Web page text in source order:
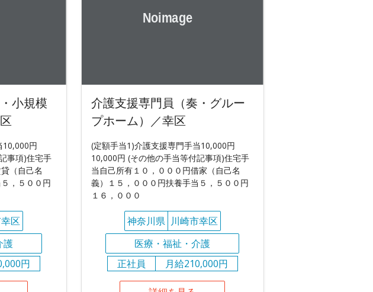
小規模
10,000円
事項)住宅手
（自己名
，５００円
区
護
円
介護支援専門員（奏・グルー
プホーム）／幸区
(定額手当1)介護支援専門手当10,000円
10,000円 (その他の手当等付記事項)住宅手
当自己所有１０，０００円借家（自己名
義）１５，０００円扶養手当５，５００円
１６，０００
神奈川県 川崎市幸区
医療・福祉・介護
正社員
月給210,000円